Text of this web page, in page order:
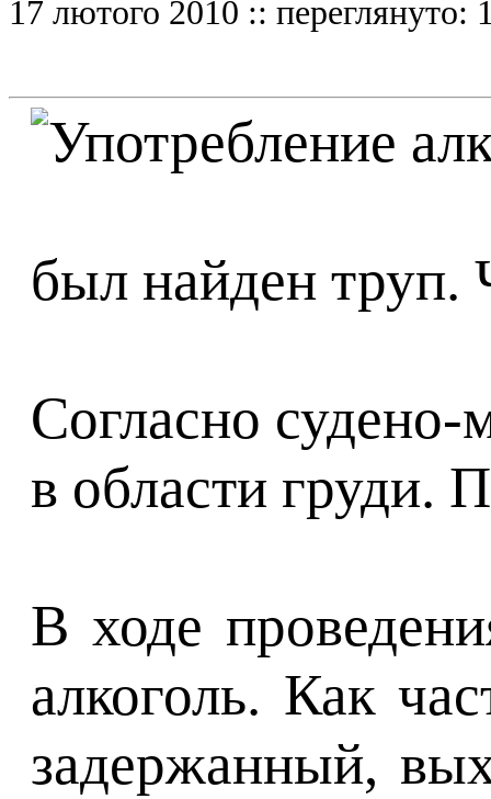
17 лютого 2010 :: переглянуто:
был найден труп.
Согласно судено-
в области груди.
В ходе
алкоголь. Как
задержанный,